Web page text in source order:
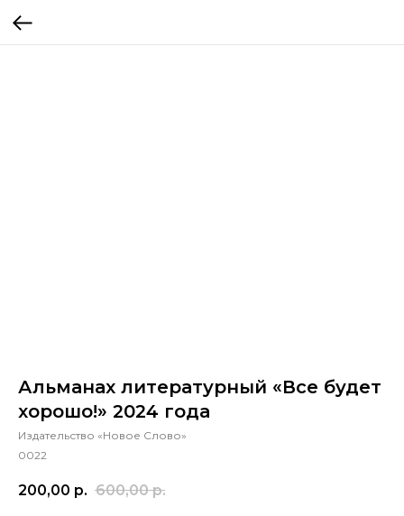
Альманах литературный «Все будет
хорошо!» 2024 года
Издательство «Новое Слово»
0022
200,00 р. 600,00 р.